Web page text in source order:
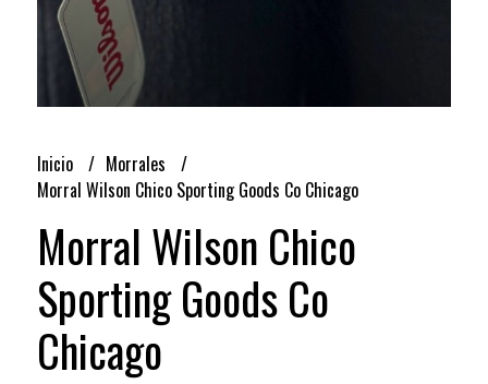
Inicio
Morrales
Morral Wilson Chico Sporting Goods Co Chicago
Morral Wilson Chico
Sporting Goods Co
Chicago